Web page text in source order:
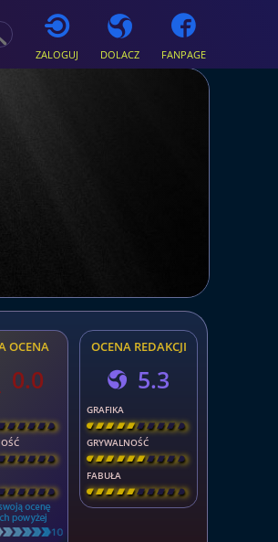
ZALOGUJ DOLACZ FANPAGE
OCENA
0.0
\ \ \ \ ]
\ \ \ \ ]
\ \ \ \ ]
OCENA REDAKCJI
5.3
GRAFIKA
[ \ \ \ \ \ \ \ \ ]
GRYWALNOŚĆ
[ \ \ \ \ \ \ \ \ ]
FABUŁA
[ \ \ \ \ \ \ \ \ ]